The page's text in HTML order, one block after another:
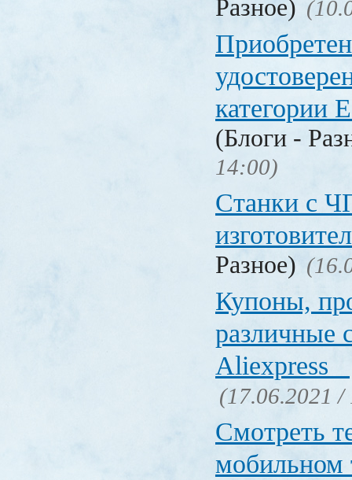
Разное)
категории
(Блоги -
14:00)
Станки с
Разное)
Купоны,
различные
Aliexpress
(17.06.2021 /
Смотреть
мобильном